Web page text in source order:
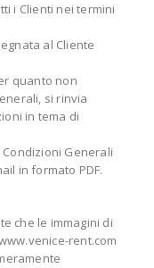
i Clienti nei termini
al Cliente
quanto non
si rinvia
in tema di
Generali
in formato PDF.
che le immagini di
rent.com